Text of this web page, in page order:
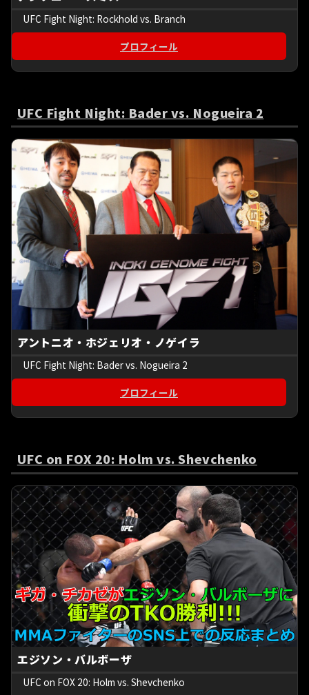
UFC Fight Night: Rockhold vs. Branch
プロフィール
UFC Fight Night: Bader vs. Nogueira 2
アントニオ・ホジェリオ・ノゲイラ
UFC Fight Night: Bader vs. Nogueira 2
プロフィール
UFC on FOX 20: Holm vs. Shevchenko
エジソン・バルボーザ
UFC on FOX 20: Holm vs. Shevchenko